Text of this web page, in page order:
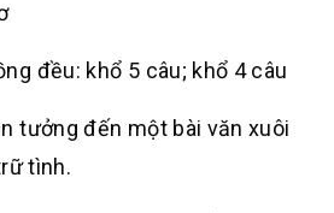
đều: khổ 5 câu; khổ 4 câu
tưởng đến một bài văn xuôi
tình.